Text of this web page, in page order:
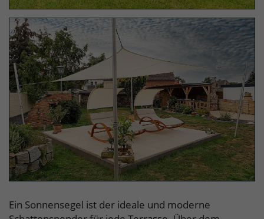
Ein Sonnensegel ist der ideale und moderne